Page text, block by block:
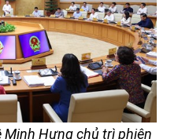
Minh Hưng chủ trì phiên